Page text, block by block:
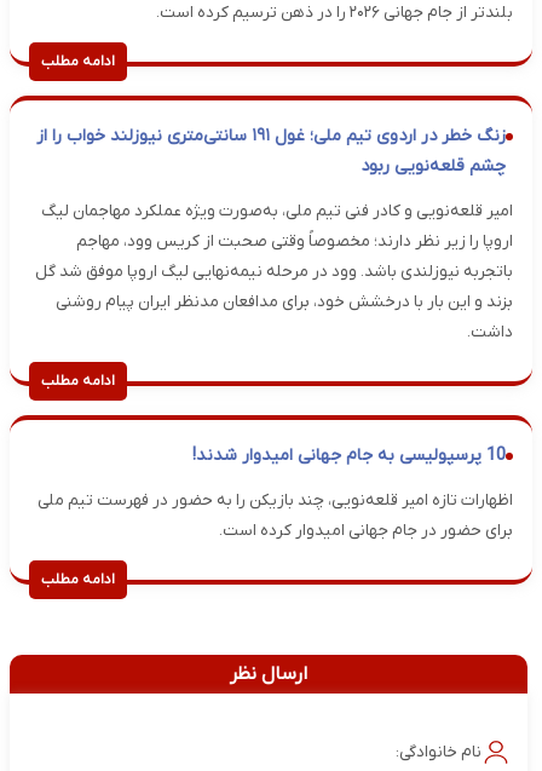
بلندتر از جام جهانی ۲۰۲۶ را در ذهن ترسیم کرده است.
ادامه مطلب
زنگ خطر در اردوی تیم ملی؛ غول ۱۹۱ سانتی‌متری نیوزلند خواب را از
چشم قلعه‌نویی ربود
امیر قلعه‌نویی و کادر فنی تیم ملی، به‌صورت ویژه عملکرد مهاجمان لیگ
اروپا را زیر نظر دارند؛ مخصوصاً وقتی صحبت از کریس وود، مهاجم
باتجربه نیوزلندی باشد. وود در مرحله نیمه‌نهایی لیگ اروپا موفق شد گل
بزند و این بار با درخشش خود، برای مدافعان مدنظر ایران پیام روشنی
داشت.
ادامه مطلب
10 پرسپولیسی به جام جهانی امیدوار شدند!
اظهارات تازه امیر قلعه‌نویی، چند بازیکن را به حضور در فهرست تیم ملی
برای حضور در جام جهانی امیدوار کرده است.
ادامه مطلب
ارسال نظر
نام خانوادگی: